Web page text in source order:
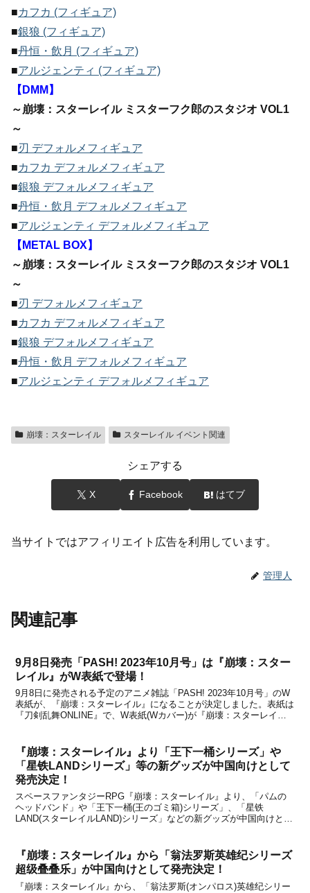
■カフカ (フィギュア)
■銀狼 (フィギュア)
■丹恒・飲月 (フィギュア)
■アルジェンティ (フィギュア)
【DMM】
～崩壊：スターレイル ミスターフク郎のスタジオ VOL1
～
■刃 デフォルメフィギュア
■カフカ デフォルメフィギュア
■銀狼 デフォルメフィギュア
■丹恒・飲月 デフォルメフィギュア
■アルジェンティ デフォルメフィギュア
【METAL BOX】
～崩壊：スターレイル ミスターフク郎のスタジオ VOL1
～
■刃 デフォルメフィギュア
■カフカ デフォルメフィギュア
■銀狼 デフォルメフィギュア
■丹恒・飲月 デフォルメフィギュア
■アルジェンティ デフォルメフィギュア
崩壊：スターレイル スターレイル イベント関連
シェアする
X Facebook はてブ
当サイトではアフィリエイト広告を利用しています。
管理人
関連記事
9月8日発売「PASH! 2023年10月号」は『崩壊：スター
レイル』がW表紙で登場！
9月8日に発売される予定のアニメ雑誌「PASH! 2023年10月号」のW
表紙が、『崩壊：スターレイル』になることが決定しました。表紙は
『刀剣乱舞ONLINE』で、W表紙(Wカバー)が『崩壊：スターレイ
『崩壊：スターレイル』より「王下一桶シリーズ」や
「星铁LANDシリーズ」等の新グッズが中国向けとして
発売決定！
スペースファンタジーRPG『崩壊：スターレイル』より、「パムの
ヘッドバンド」や「王下一桶(王のゴミ箱)シリーズ」、「星铁
LAND(スターレイルLAND)シリーズ」などの新グッズが中国向けとし
『崩壊：スターレイル』から「翁法罗斯英雄纪シリーズ
超级叠叠乐」が中国向けとして発売決定！
『崩壊：スターレイル』から、「翁法罗斯(オンパロス)英雄纪シリー